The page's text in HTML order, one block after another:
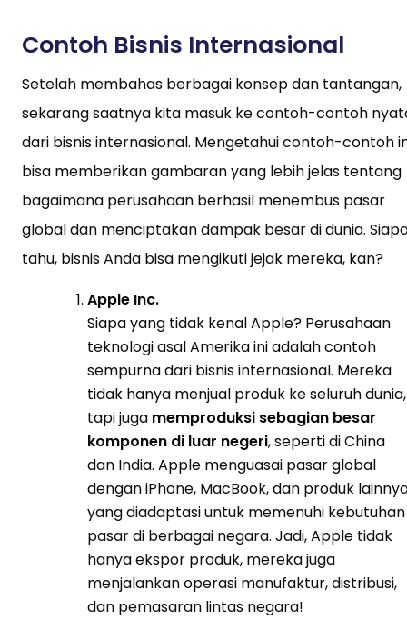
Contoh Bisnis Internasional
Setelah membahas berbagai konsep dan tantangan,
sekarang saatnya kita masuk ke contoh-contoh
dari bisnis internasional. Mengetahui contoh-contoh
bisa memberikan gambaran yang lebih jelas tentang
bagaimana perusahaan berhasil menembus pasar
global dan menciptakan dampak besar di dunia.
tahu, bisnis Anda bisa mengikuti jejak mereka, kan?
Apple Inc.
Siapa yang tidak kenal Apple? Perusahaan
teknologi asal Amerika ini adalah contoh
sempurna dari bisnis internasional. Mereka
tidak hanya menjual produk ke seluruh dunia,
tapi juga memproduksi sebagian besar
komponen di luar negeri, seperti di China
dan India. Apple menguasai pasar global
dengan iPhone, MacBook, dan produk
yang diadaptasi untuk memenuhi kebutuhan
pasar di berbagai negara. Jadi, Apple tidak
hanya ekspor produk, mereka juga
menjalankan operasi manufaktur, distribusi,
dan pemasaran lintas negara!